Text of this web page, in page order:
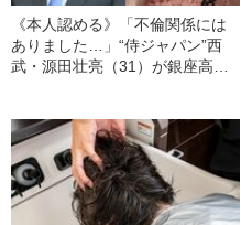
《本人認める》「不倫関係には
ありました…」“侍ジャパン”西
武・源田壮亮（31）が銀座高級
でも密会、元乃木坂妻は…」